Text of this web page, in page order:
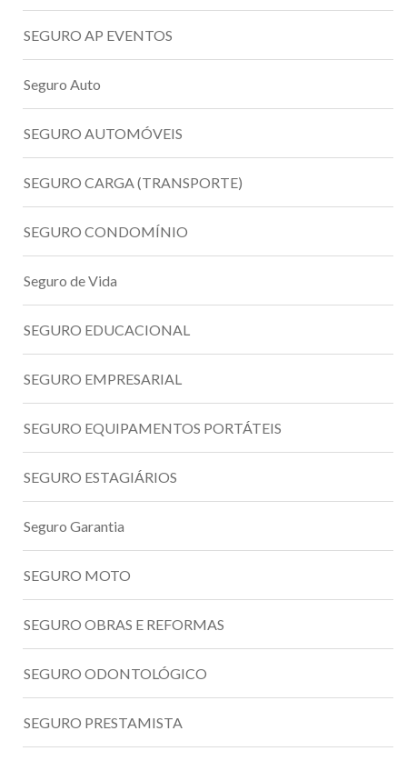
SEGURO AP EVENTOS
Seguro Auto
SEGURO AUTOMÓVEIS
SEGURO CARGA (TRANSPORTE)
SEGURO CONDOMÍNIO
Seguro de Vida
SEGURO EDUCACIONAL
SEGURO EMPRESARIAL
SEGURO EQUIPAMENTOS PORTÁTEIS
SEGURO ESTAGIÁRIOS
Seguro Garantia
SEGURO MOTO
SEGURO OBRAS E REFORMAS
SEGURO ODONTOLÓGICO
SEGURO PRESTAMISTA